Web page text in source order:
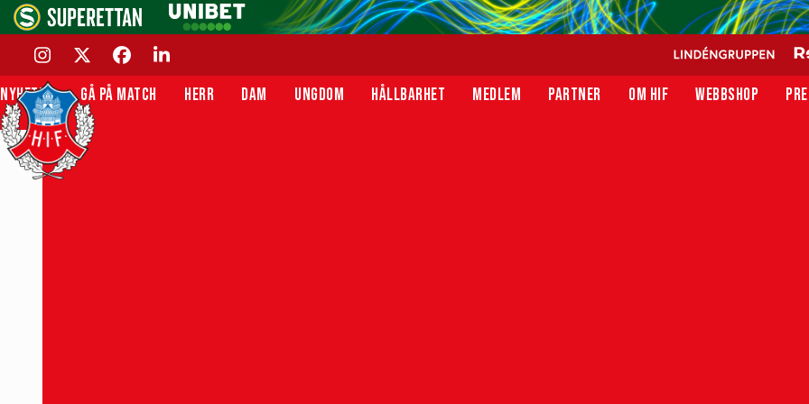
Skip
to
contentINSTAGRAM
TWITTERFACEBOOK
LINKEDIN
NYHETER GÅ PÅ MATCH HERR DAM UNGDOM HÅLLBARHET MEDLEM PARTNER OM HIF WEBBSHOP